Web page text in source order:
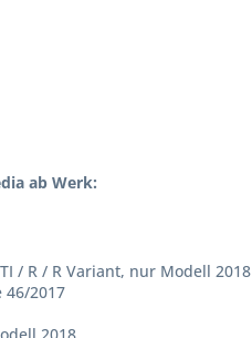
ab Werk:
/ R / R Variant, nur Modell 2018
46/2017